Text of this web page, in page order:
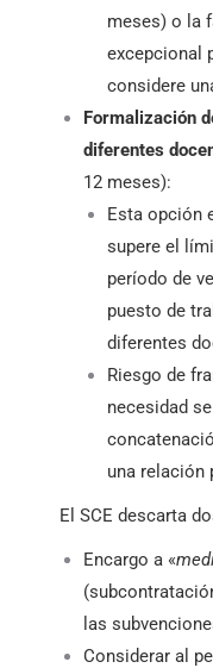
meses) o la
excepcional
considere
Formalización
diferentes
12 meses):
Esta opción
supere el
período de
puesto de
diferentes
Riesgo de
necesidad
una relación
El SCE descarta
Encargo a «
las
Considerar al